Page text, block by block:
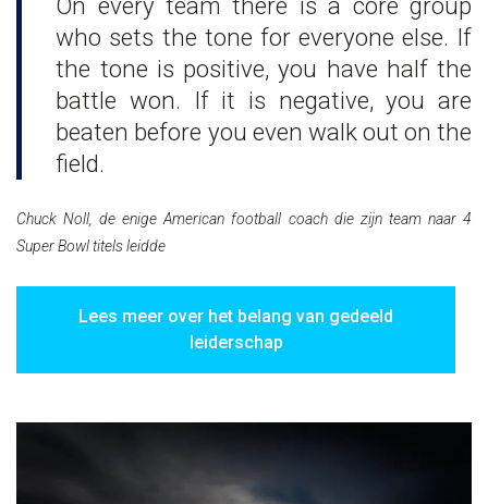
who sets the tone for everyone else. If
the tone is positive, you have half the
battle won. If it is negative, you are
beaten before you even walk out on the
field.
Chuck Noll, de enige American football coach die zijn team naar 4
Super Bowl titels leidde
Lees meer over het belang van gedeeld
leiderschap